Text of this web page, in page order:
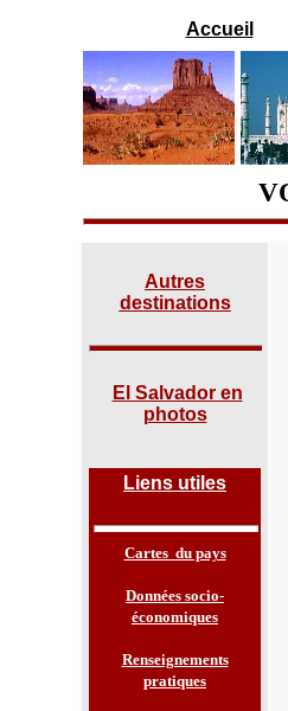
Accueil
Autres
destinations
El Salvador en
photos
Liens utiles
Cartes du pays
Données socio-
économiques
Renseignements
pratiques